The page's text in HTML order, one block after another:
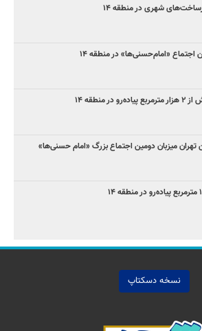
شهری در منطقه ۱۴
اجتماع «امام‌حسنی‌ها» در منطقه ۱۴
در منطقه ۱۴
تهران میزبان دومین اجتماع بزرگ «امام حسنی‌ها»
نسخه دسکتاپ